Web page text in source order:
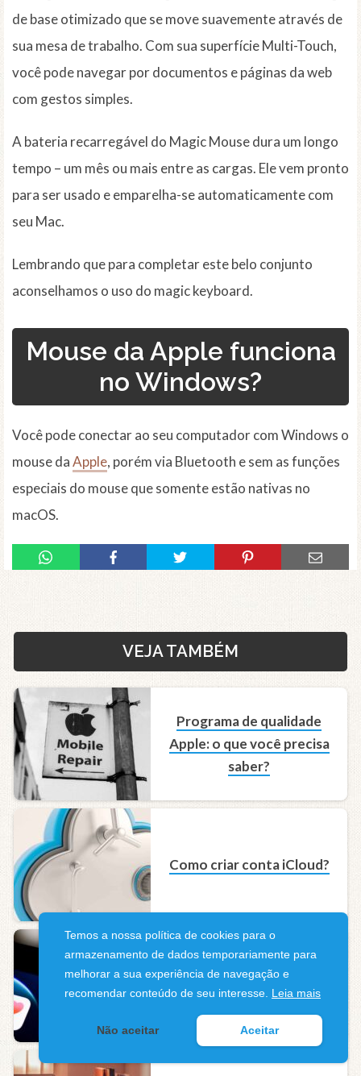
de base otimizado que se move suavemente através de
sua mesa de trabalho. Com sua superfície Multi-Touch,
você pode navegar por documentos e páginas da web
com gestos simples.
A bateria recarregável do Magic Mouse dura um longo
tempo – um mês ou mais entre as cargas. Ele vem pronto
para ser usado e emparelha-se automaticamente com
seu Mac.
Lembrando que para completar este belo conjunto
aconselhamos o uso do magic keyboard.
Mouse da Apple funciona
no Windows?
Você pode conectar ao seu computador com Windows o
mouse daApple, porém via Bluetooth e sem as funções
especiais do mouse que somente estão nativas no
macOS.
VEJA TAMBÉM
Programa de qualidade
Apple: o que você precisa
saber?
Como criar conta iCloud?
Método de pagamento
recusado Apple
Temos a nossa política de cookies para o
armazenamento de dados temporariamente para
melhorar a sua experiência de navegação e
recomendar conteúdo de seu interesse. Leia mais
Não aceitar Aceitar